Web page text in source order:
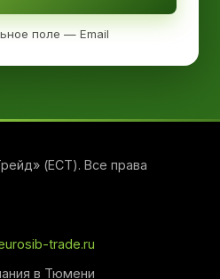
поле — Email
(ЕСТ). Все права
trade.ru
в Тюмени